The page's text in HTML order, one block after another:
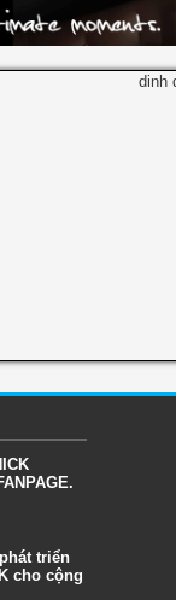
triển
cho cộng